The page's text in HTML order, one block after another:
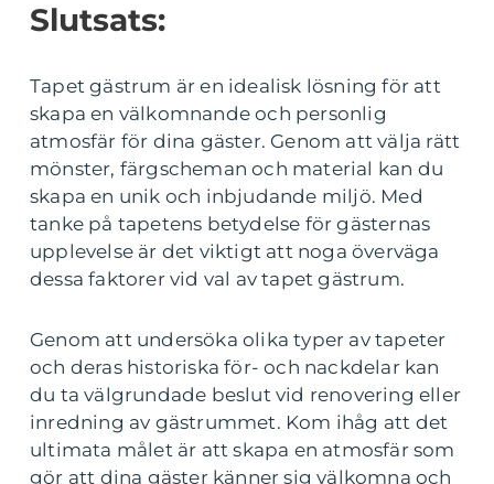
Slutsats:
Tapet gästrum är en idealisk lösning för att
skapa en välkomnande och personlig
atmosfär för dina gäster. Genom att välja rätt
mönster, färgscheman och material kan du
skapa en unik och inbjudande miljö. Med
tanke på tapetens betydelse för gästernas
upplevelse är det viktigt att noga överväga
dessa faktorer vid val av tapet gästrum.
Genom att undersöka olika typer av tapeter
och deras historiska för- och nackdelar kan
du ta välgrundade beslut vid renovering eller
inredning av gästrummet. Kom ihåg att det
ultimata målet är att skapa en atmosfär som
gör att dina gäster känner sig välkomna och